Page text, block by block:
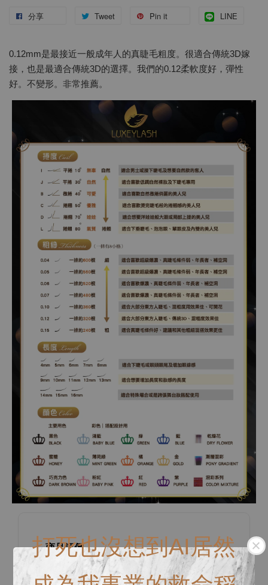
打死也沒想到AI居然
分享 Tweet Pin it LINE
0.12mm是最接近一般成年人的真睫毛粗度。很適合傳統3D嫁
接，也是最適合傳統3D的選擇。我們的0.12柔軟度好，彈性
好。不變形。非常推薦。
商品評價